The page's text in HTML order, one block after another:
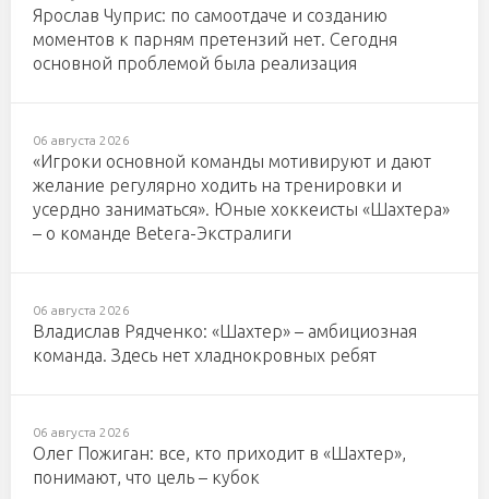
Ярослав Чуприс: по самоотдаче и созданию
моментов к парням претензий нет. Сегодня
основной проблемой была реализация
06 августа 2026
«Игроки основной команды мотивируют и дают
желание регулярно ходить на тренировки и
усердно заниматься». Юные хоккеисты «Шахтера»
– о команде Betera-Экстралиги
06 августа 2026
Владислав Рядченко: «Шахтер» – амбициозная
команда. Здесь нет хладнокровных ребят
06 августа 2026
Олег Пожиган: все, кто приходит в «Шахтер»,
понимают, что цель – кубок